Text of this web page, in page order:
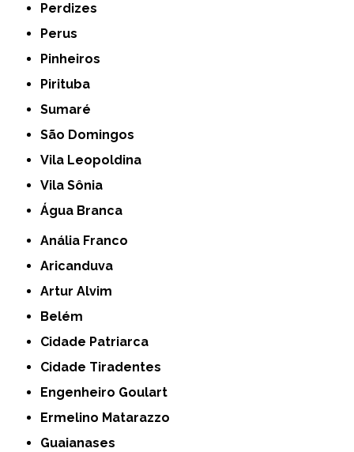
Perdizes
Perus
Pinheiros
Pirituba
Sumaré
São Domingos
Vila Leopoldina
Vila Sônia
Água Branca
Anália Franco
Aricanduva
Artur Alvim
Belém
Cidade Patriarca
Cidade Tiradentes
Engenheiro Goulart
Ermelino Matarazzo
Guaianases